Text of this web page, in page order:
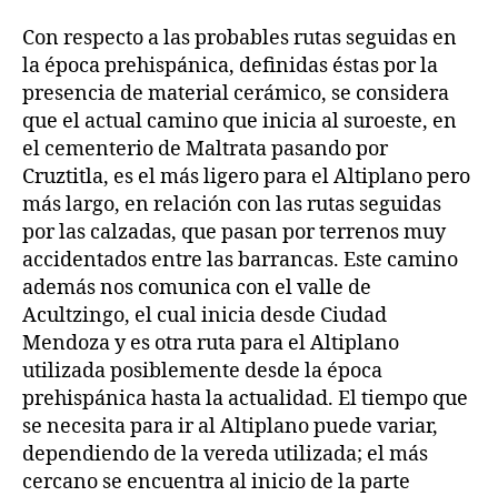
Con respecto a las probables rutas seguidas en
la época prehispánica, definidas éstas por la
presencia de material cerámico, se considera
que el actual camino que inicia al suroeste, en
el cementerio de Maltrata pasando por
Cruztitla, es el más ligero para el Altiplano pero
más largo, en relación con las rutas seguidas
por las calzadas, que pasan por terrenos muy
accidentados entre las barrancas. Este camino
además nos comunica con el valle de
Acultzingo, el cual inicia desde Ciudad
Mendoza y es otra ruta para el Altiplano
utilizada posiblemente desde la época
prehispánica hasta la actualidad. El tiempo que
se necesita para ir al Altiplano puede variar,
dependiendo de la vereda utilizada; el más
cercano se encuentra al inicio de la parte